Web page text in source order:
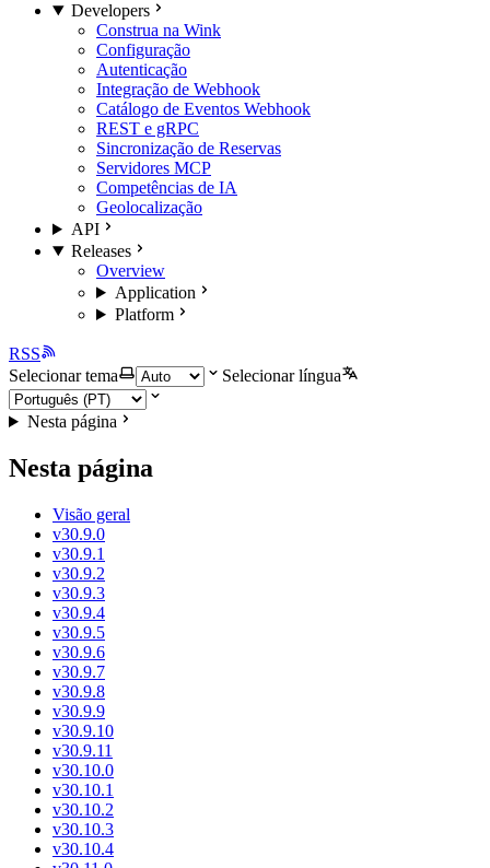
Developers
Construa na Wink
Configuração
Autenticação
Integração de Webhook
Catálogo de Eventos Webhook
REST e gRPC
Sincronização de Reservas
Servidores MCP
Competências de IA
Geolocalização
API
Releases
Overview
Application
Platform
RSS
Selecionar tema
Selecionar língua
Nesta página
Nesta página
Visão geral
v30.9.0
v30.9.1
v30.9.2
v30.9.3
v30.9.4
v30.9.5
v30.9.6
v30.9.7
v30.9.8
v30.9.9
v30.9.10
v30.9.11
v30.10.0
v30.10.1
v30.10.2
v30.10.3
v30.10.4